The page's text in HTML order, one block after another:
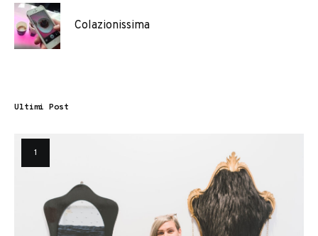
Colazionissima
Ultimi Post